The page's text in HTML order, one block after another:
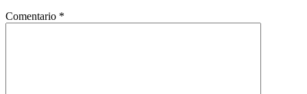
Comentario *